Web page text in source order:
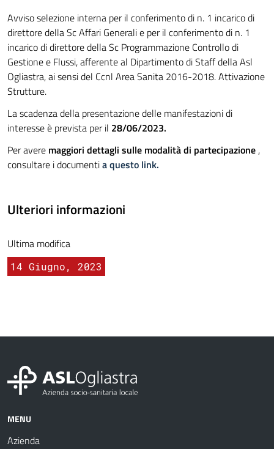
Avviso selezione interna per il conferimento di n. 1 incarico di
direttore della Sc Affari Generali e per il conferimento di n. 1
incarico di direttore della Sc Programmazione Controllo di
Gestione e Flussi, afferente al Dipartimento di Staff della Asl
Ogliastra, ai sensi del Ccnl Area Sanita 2016-2018. Attivazione
Strutture.
La scadenza della presentazione delle manifestazioni di
interesse è prevista per il 28/06/2023.
Per avere maggiori dettagli sulle modalità di partecipazione,
consultare i documentia questo link.
Ulteriori informazioni
Ultima modifica
14 Giugno, 2023
MENU
Azienda